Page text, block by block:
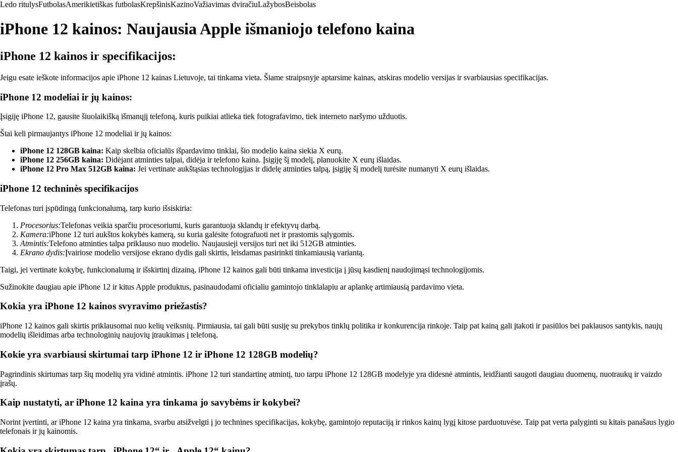
Ledo ritulysFutbolasAmerikietiškas futbolasKrepšinisKazinoVažiavimas dviračiuLažybosBeisbolas
iPhone 12 kainos: Naujausia Apple išmaniojo telefono kaina
iPhone 12 kainos ir specifikacijos:
Jeigu esate ieškote informacijos apie iPhone 12 kainas Lietuvoje, tai tinkama vieta. Šiame straipsnyje aptarsime kainas, atskiras modelio versijas ir svarbiausias specifikacijas.
iPhone 12 modeliai ir jų kainos:
Įsigiję iPhone 12, gausite šiuolaikišką išmanųjį telefoną, kuris puikiai atlieka tiek fotografavimo, tiek interneto naršymo užduotis.
Štai keli pirmaujantys iPhone 12 modeliai ir jų kainos:
iPhone 12 128GB kaina: Kaip skelbia oficialūs išpardavimo tinklai, šio modelio kaina siekia X eurų.
iPhone 12 256GB kaina: Didėjant atminties talpai, didėja ir telefono kaina. Įsigiję šį modelį, planuokite X eurų išlaidas.
iPhone 12 Pro Max 512GB kaina: Jei vertinate aukštąsias technologijas ir didelę atminties talpą, įsigiję šį modelį turėsite numanyti X eurų išlaidas.
iPhone 12 techninės specifikacijos
Telefonas turi įspūdingą funkcionalumą, tarp kurio išsiskiria:
Procesorius:Telefonas veikia sparčiu procesoriumi, kuris garantuoja sklandų ir efektyvų darbą.
Kamera:iPhone 12 turi aukštos kokybės kamerą, su kuria galėsite fotografuoti net ir prastomis sąlygomis.
Atmintis:Telefono atminties talpa priklauso nuo modelio. Naujausieji versijos turi net iki 512GB atminties.
Ekrano dydis:Įvairiose modelio versijose ekrano dydis gali skirtis, leisdamas pasirinkti tinkamiausią variantą.
Taigi, jei vertinate kokybę, funkcionalumą ir išskirtinį dizainą, iPhone 12 kainos gali būti tinkama investicija į jūsų kasdienį naudojimąsi technologijomis.
Sužinokite daugiau apie iPhone 12 ir kitus Apple produktus, pasinaudodami oficialiu gamintojo tinklalapiu ar aplankę artimiausią pardavimo vieta.
Kokia yra iPhone 12 kainos svyravimo priežastis?
iPhone 12 kainos gali skirtis priklausomai nuo kelių veiksnių. Pirmiausia, tai gali būti susiję su prekybos tinklų politika ir konkurencija rinkoje. Taip pat kainą gali įtakoti ir pasiūlos bei paklausos santykis, naujų
modelių išleidimas arba technologinių naujovių įtraukimas į telefoną.
Kokie yra svarbiausi skirtumai tarp iPhone 12 ir iPhone 12 128GB modelių?
Pagrindinis skirtumas tarp šių modelių yra vidinė atmintis. iPhone 12 turi standartinę atmintį, tuo tarpu iPhone 12 128GB modelyje yra didesnė atmintis, leidžianti saugoti daugiau duomenų, nuotraukų ir vaizdo
įrašų.
Kaip nustatyti, ar iPhone 12 kaina yra tinkama jo savybėms ir kokybei?
Norint įvertinti, ar iPhone 12 kaina yra tinkama, svarbu atsižvelgti į jo technines specifikacijas, kokybę, gamintojo reputaciją ir rinkos kainų lygį kitose parduotuvėse. Taip pat verta palyginti su kitais panašaus lygio
telefonais ir jų kainomis.